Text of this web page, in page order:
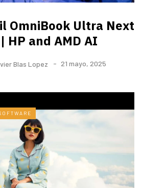
OmniBook Ultra ​Next
HP and AMD AI
Blas Lopez 21 mayo, 2025